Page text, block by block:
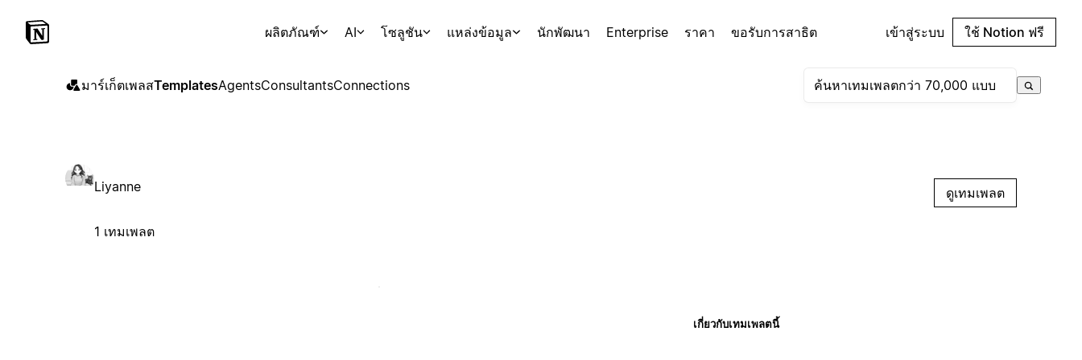
ผลิตภัณฑ์ AI โซลูชัน แหล่งข้อมูล นักพัฒนา Enterprise ราคา ขอรับการสาธิต เข้าสู่ระบบ ใช้ Notion ฟรี
มาร์เก็ตเพลสTemplatesAgentsConsultantsConnections
Liyanne
1 เทมเพลต
ดูเทมเพลต
เกี่ยวกับเทมเพลตนี้